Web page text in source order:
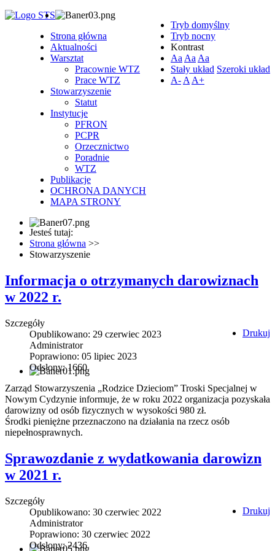
Tryb domyślny
Tryb nocny
Kontrast
Aa Aa Aa
Stały układ Szeroki układ
A- A A+
Strona główna
Aktualności
Warsztat
Pracownie WTZ
Prace WTZ
Stowarzyszenie
Statut
Instytucje
PFRON
PCPR
Orzecznictwo
Poradnie
WTZ
Publikacje
OCHRONA DANYCH
MAPA STRONY
Jesteś tutaj:
Strona główna >>
Stowarzyszenie
Informacja o otrzymanych darowiznach
w 2022 r.
Drukuj
Szczegóły
Opublikowano: 29 czerwiec 2023
Administrator
Poprawiono: 05 lipiec 2023
Odsłony: 1660
Zarząd Stowarzyszenia „Rodzice Dzieciom” Troski Specjalnej w
Nowym Cydzynie informuje, że w roku 2022 organizacja pozyskała
darowizny od osób fizycznych w wysokości 980 zł.
Środki pieniężne przeznaczono na działania na rzecz osób
niepełnosprawnych.
Sprawozdanie z wydatkowania darowizn
w 2021 r.
Drukuj
Szczegóły
Opublikowano: 30 czerwiec 2022
Administrator
Poprawiono: 30 czerwiec 2022
Odsłony: 2436